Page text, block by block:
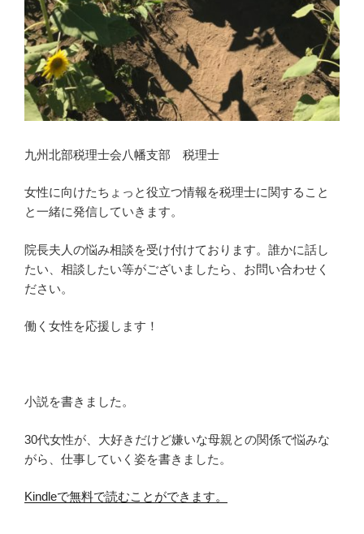
九州北部税理士会八幡支部 税理士
女性に向けたちょっと役立つ情報を税理士に関すること
と一緒に発信していきます。
院長夫人の悩み相談を受け付けております。誰かに話し
たい、相談したい等がございましたら、お問い合わせく
ださい。
働く女性を応援します！
小説を書きました。
30代女性が、大好きだけど嫌いな母親との関係で悩みな
がら、仕事していく姿を書きました。
Kindleで無料で読むことができます。